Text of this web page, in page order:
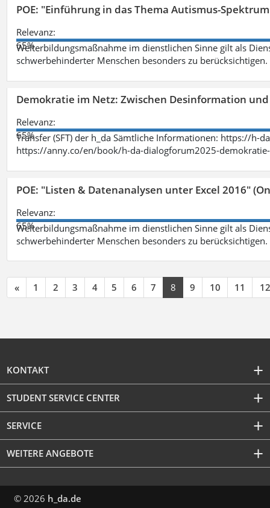
POE: "Einführung in das Thema Autismus-
Relevanz:
65%
Weiterbildungsmaßnahme im dienstlichen Sinne gilt als
schwerbehinderter Menschen besonders zu berücksichtigen.
Demokratie im Netz: Zwischen Desinformation
Relevanz:
65%
Transfer (SFT) der h_da Sämtliche Informationen: https://
https://anny.co/en/book/h-da-dialogforum2025-
POE: "Listen & Datenanalysen unter Excel 2016"
Relevanz:
65%
Weiterbildungsmaßnahme im dienstlichen Sinne gilt als
schwerbehinderter Menschen besonders zu berücksichtigen.
« 1 2 3 4 5 6 7 8 9 10 11 12
KONTAKT
STUDENT SERVICE CENTER
SERVICE
WEITERE ANGEBOTE
© 2026 h_da.de